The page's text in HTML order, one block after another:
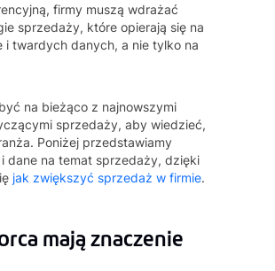
firmy muszą wdrażać
sprzedaży, które opierają się na
i twardych danych, a nie tylko na
na bieżąco z najnowszymi
sprzedaży, aby wiedzieć,
Poniżej przedstawiamy
dane na temat sprzedaży, dzięki
jak zwiększyć sprzedaż w firmie.
mają znaczenie